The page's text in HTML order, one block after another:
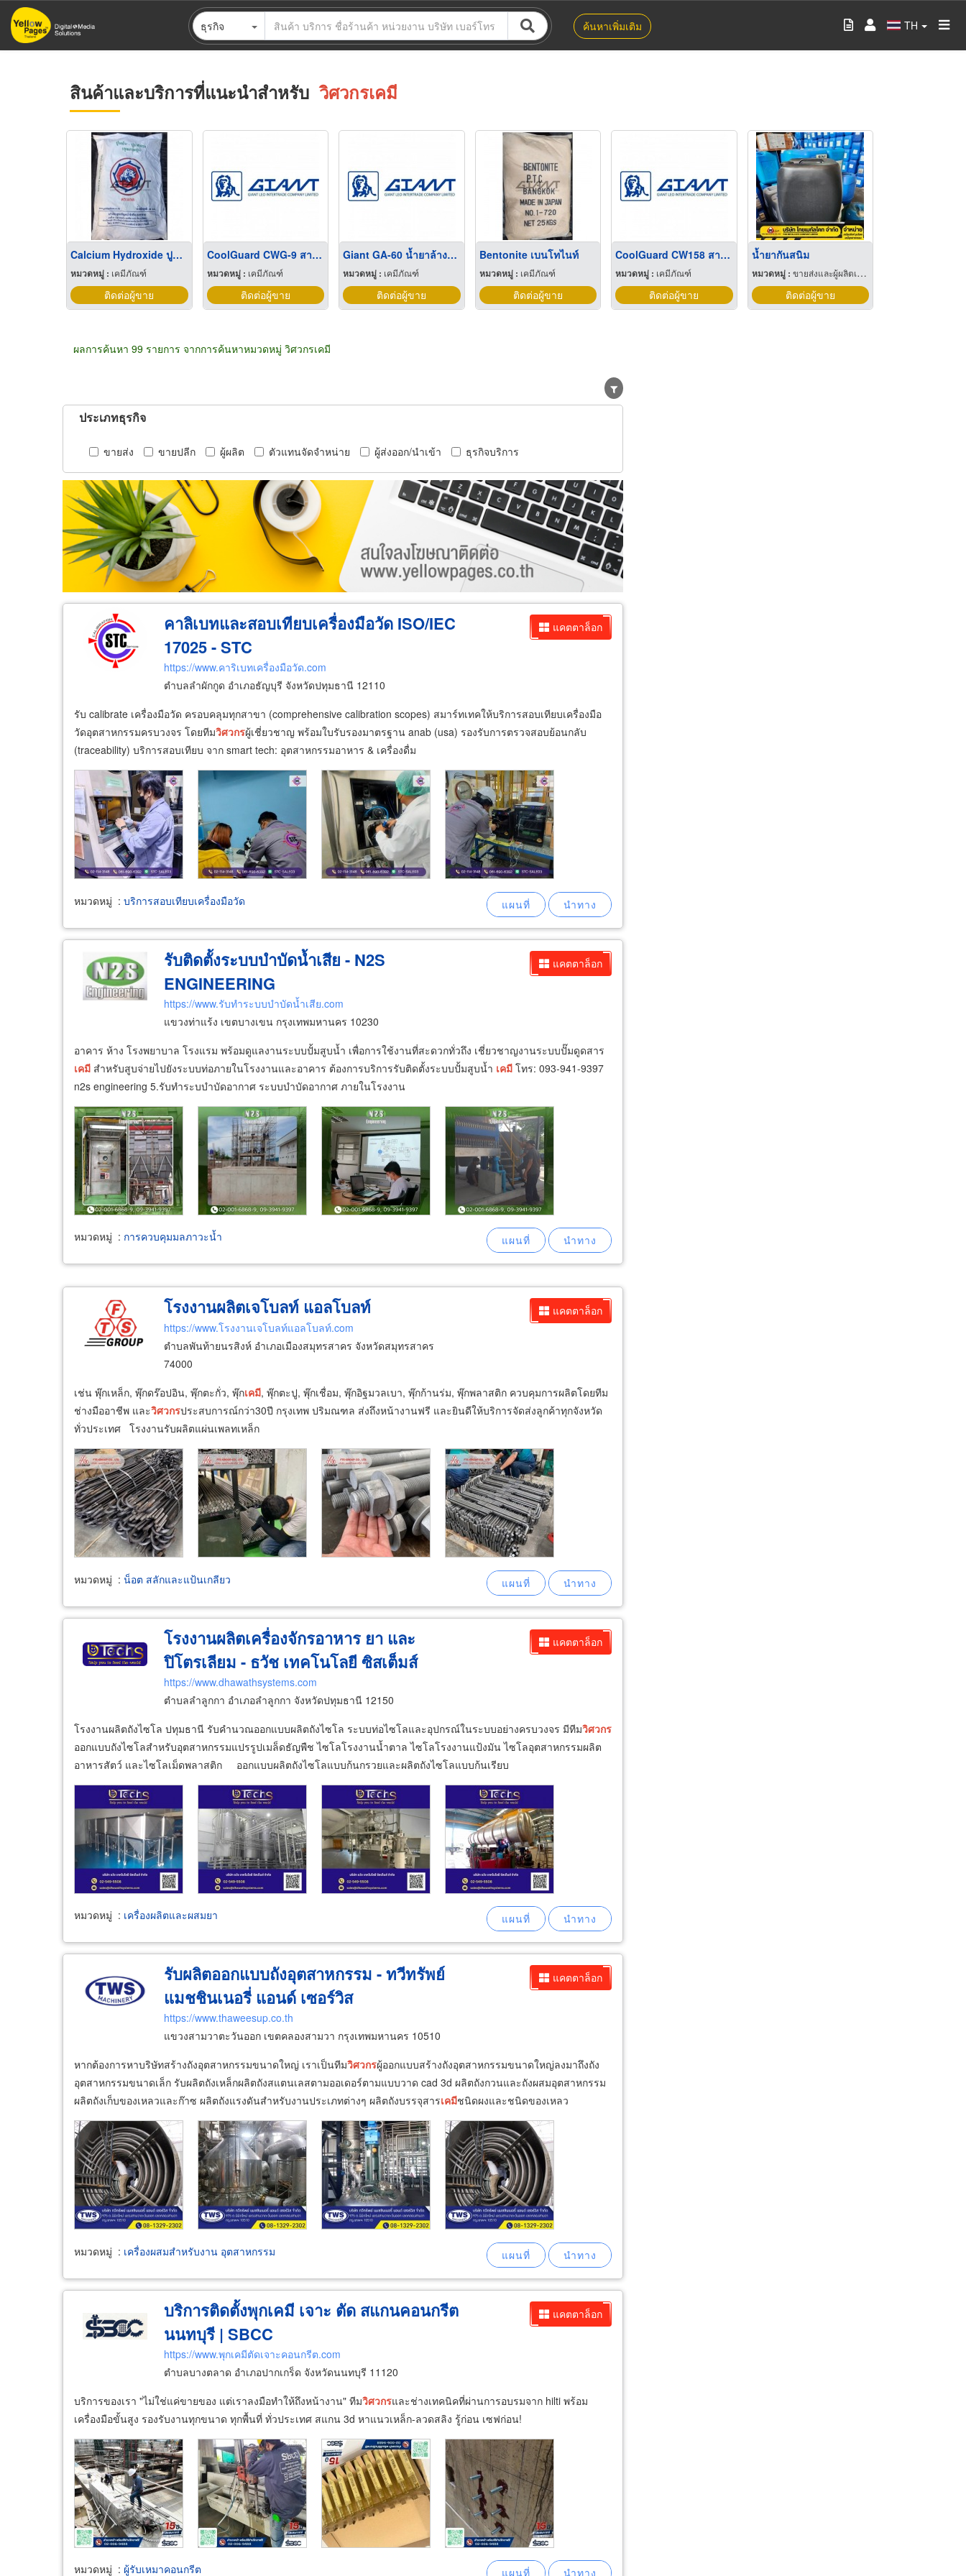
ข้าม
ไป
ธุรกิจ ค้นหาเพิ่มเติม TH
สินค้าและบริการที่แนะนำสำหรับวิศวกรเคมี
Calcium Hydroxide ปูนขาว
หมวดหมู่ : เคมีภัณฑ์
ติดต่อผู้ขาย
CoolGuard CWG-9 สารป้องกันการกัดกร่อน
หมวดหมู่ : เคมีภัณฑ์
ติดต่อผู้ขาย
Giant GA-60 น้ำยาล้างตะกรันหินปูน
หมวดหมู่ : เคมีภัณฑ์
ติดต่อผู้ขาย
Bentonite เบนโทไนท์
หมวดหมู่ : เคมีภัณฑ์
ติดต่อผู้ขาย
CoolGuard CW158 สารป้องกันตะกรัน และ การกัดกร่อน
หมวดหมู่ : เคมีภัณฑ์
ติดต่อผู้ขาย
น้ำยากันสนิม
หมวดหมู่ : ขายส่งและผู้ผลิตเคมีภัณฑ์
ติดต่อผู้ขาย
ผลการค้นหา 99 รายการ จากการค้นหาหมวดหมู่ วิศวกรเคมี
ประเภทธุรกิจ
ขายส่ง ขายปลีก ผู้ผลิต ตัวแทนจัดจำหน่าย ผู้ส่งออก/นำเข้า ธุรกิจบริการ
แคตตาล็อก
คาลิเบทและสอบเทียบเครื่องมือวัด ISO/IEC
17025 - STC
https://www.คาริเบทเครื่องมือวัด.com
ตำบลลำผักกูด อำเภอธัญบุรี จังหวัดปทุมธานี 12110
รับ calibrate เครื่องมือวัด ครอบคลุมทุกสาขา (comprehensive calibration scopes) สมาร์ทเทคให้บริการสอบเทียบเครื่องมือ
วัดอุตสาหกรรมครบวงจร โดยทีมวิศวกรผู้เชี่ยวชาญ พร้อมใบรับรองมาตรฐาน anab (usa) รองรับการตรวจสอบย้อนกลับ
(traceability) บริการสอบเทียบ จาก smart tech: อุตสาหกรรมอาหาร & เครื่องดื่ม
หมวดหมู่ : บริการสอบเทียบเครื่องมือวัด
แคตตาล็อก
รับติดตั้งระบบบำบัดน้ำเสีย - N2S
ENGINEERING
https://www.รับทำระบบบำบัดน้ำเสีย.com
แขวงท่าแร้ง เขตบางเขน กรุงเทพมหานคร 10230
อาคาร ห้าง โรงพยาบาล โรงแรม พร้อมดูแลงานระบบปั้มสูบน้ำ เพื่อการใช้งานที่สะดวกทั่วถึง เชี่ยวชาญงานระบบปั๊มดูดสาร
เคมี สำหรับสูบจ่ายไปยังระบบท่อภายในโรงงานและอาคาร ต้องการบริการรับติดตั้งระบบปั้มสูบน้ำ เคมี โทร: 093-941-9397
n2s engineering 5.รับทำระบบำบัดอากาศ ระบบบำบัดอากาศ ภายในโรงงาน
หมวดหมู่ : การควบคุมมลภาวะน้ำ
แคตตาล็อก
โรงงานผลิตเจโบลท์ แอลโบลท์
https://www.โรงงานเจโบลท์แอลโบลท์.com
ตำบลพันท้ายนรสิงห์ อำเภอเมืองสมุทรสาคร จังหวัดสมุทรสาคร
74000
เช่น พุ๊กเหล็ก, พุ๊กดร๊อปอิน, พุ๊กตะกั่ว, พุ๊กเคมี, พุ๊กตะปู, พุ๊กเชื่อม, พุ๊กอิฐมวลเบา, พุ๊กก้านร่ม, พุ๊กพลาสติก ควบคุมการผลิตโดยทีม
ช่างมืออาชีพ และวิศวกรประสบการณ์กว่า30ปี กรุงเทพ ปริมณฑล ส่งถึงหน้างานฟรี และยินดีให้บริการจัดส่งลูกค้าทุกจังหวัด
ทั่วประเทศ โรงงานรับผลิตแผ่นเพลทเหล็ก
หมวดหมู่ : น็อต สลักและแป้นเกลียว
แคตตาล็อก
โรงงานผลิตเครื่องจักรอาหาร ยา และ
ปิโตรเลียม - ธวัช เทคโนโลยี ซิสเต็มส์
https://www.dhawathsystems.com
ตำบลลำลูกกา อำเภอลำลูกกา จังหวัดปทุมธานี 12150
โรงงานผลิตถังไซโล ปทุมธานี รับคำนวณออกแบบผลิตถังไซโล ระบบท่อไซโลและอุปกรณ์ในระบบอย่างครบวงจร มีทีมวิศวกร
ออกแบบถังไซโลสำหรับอุตสาหกรรมแปรรูปเมล็ดธัญพืช ไซโลโรงงานน้ำตาล ไซโลโรงงานแป้งมัน ไซโลอุตสาหกรรมผลิต
อาหารสัตว์ และไซโลเม็ดพลาสติก ออกแบบผลิตถังไซโลแบบก้นกรวยและผลิตถังไซโลแบบก้นเรียบ
หมวดหมู่ : เครื่องผลิตและผสมยา
แคตตาล็อก
รับผลิตออกแบบถังอุตสาหกรรม - ทวีทรัพย์
แมชชินเนอรี่ แอนด์ เซอร์วิส
https://www.thaweesup.co.th
แขวงสามวาตะวันออก เขตคลองสามวา กรุงเทพมหานคร 10510
หากต้องการหาบริษัทสร้างถังอุตสาหกรรมขนาดใหญ่ เราเป็นทีมวิศวกรผู้ออกแบบสร้างถังอุตสาหกรรมขนาดใหญ่ลงมาถึงถัง
อุตสาหกรรมขนาดเล็ก รับผลิตถังเหล็กผลิตถังสแตนเลสตามออเดอร์ตามแบบวาด cad 3d ผลิตถังกวนและถังผสมอุตสาหกรรม
ผลิตถังเก็บของเหลวและก๊าซ ผลิตถังแรงดันสำหรับงานประเภทต่างๆ ผลิตถังบรรจุสารเคมีชนิดผงและชนิดของเหลว
หมวดหมู่ : เครื่องผสมสำหรับงาน อุตสาหกรรม
แคตตาล็อก
บริการติดตั้งพุกเคมี เจาะ ตัด สแกนคอนกรีต
นนทบุรี | SBCC
https://www.พุกเคมีตัดเจาะคอนกรีต.com
ตำบลบางตลาด อำเภอปากเกร็ด จังหวัดนนทบุรี 11120
บริการของเรา "ไม่ใช่แค่ขายของ แต่เราลงมือทำให้ถึงหน้างาน" ทีมวิศวกรและช่างเทคนิคที่ผ่านการอบรมจาก hilti พร้อม
เครื่องมือขั้นสูง รองรับงานทุกขนาด ทุกพื้นที่ ทั่วประเทศ สแกน 3d หาแนวเหล็ก-ลวดสลิง รู้ก่อน เซฟก่อน!
หมวดหมู่ : ผู้รับเหมาคอนกรีต